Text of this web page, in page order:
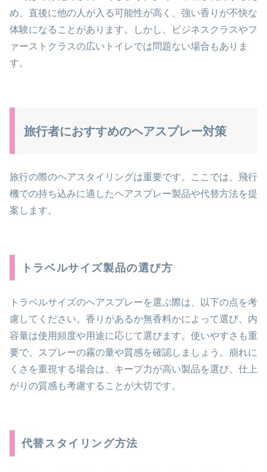
め、直後に他の人が入る可能性が高く、強い香りが不快な
体験になることがあります。しかし、ビジネスクラスやフ
ァーストクラスの広いトイレでは問題ない場合もありま
す。
旅行者におすすめのヘアスプレー対策
旅行の際のヘアスタイリングは重要です。ここでは、飛行
機での持ち込みに適したヘアスプレー製品や代替方法を提
案します。
トラベルサイズ製品の選び方
トラベルサイズのヘアスプレーを選ぶ際は、以下の点を考
慮してください。香りがあるか無香料かによって選び、内
容量は使用頻度や用途に応じて選びます。使いやすさも重
要で、スプレーの霧の量や質感を確認しましょう。崩れに
くさを重視する場合は、キープ力が高い製品を選び、仕上
がりの質感も考慮することが大切です。
代替スタイリング方法